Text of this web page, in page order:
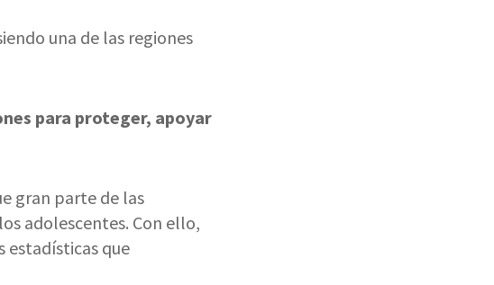
una de las regiones
para proteger, apoyar
gran parte de las
adolescentes. Con ello,
estadísticas que